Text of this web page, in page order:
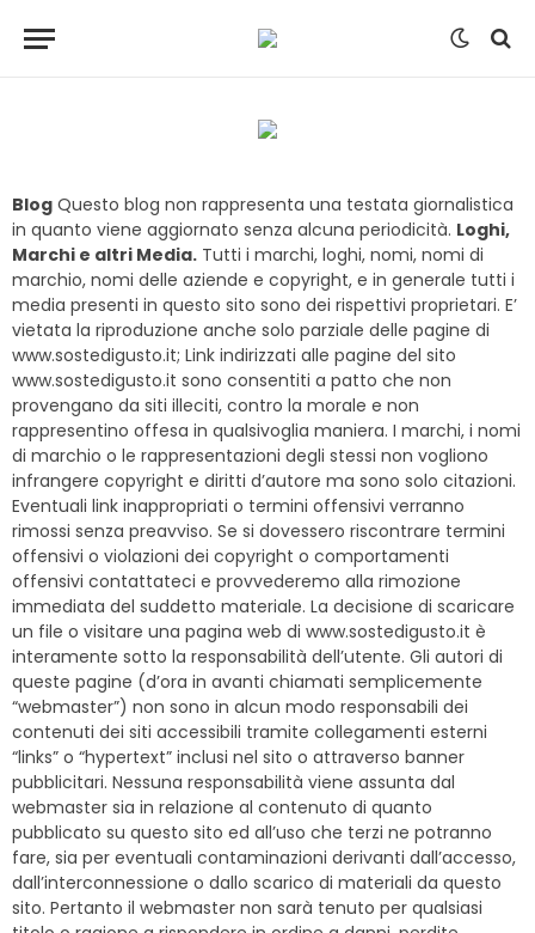
Blog Questo blog non rappresenta una testata giornalistica
in quanto viene aggiornato senza alcuna periodicità. Loghi,
Marchi e altri Media. Tutti i marchi, loghi, nomi, nomi di
marchio, nomi delle aziende e copyright, e in generale tutti i
media presenti in questo sito sono dei rispettivi proprietari. E’
vietata la riproduzione anche solo parziale delle pagine di
www.sostedigusto.it; Link indirizzati alle pagine del sito
www.sostedigusto.it sono consentiti a patto che non
provengano da siti illeciti, contro la morale e non
rappresentino offesa in qualsivoglia maniera. I marchi, i nomi
di marchio o le rappresentazioni degli stessi non vogliono
infrangere copyright e diritti d’autore ma sono solo citazioni.
Eventuali link inappropriati o termini offensivi verranno
rimossi senza preavviso. Se si dovessero riscontrare termini
offensivi o violazioni dei copyright o comportamenti
offensivi contattateci e provvederemo alla rimozione
immediata del suddetto materiale. La decisione di scaricare
un file o visitare una pagina web di www.sostedigusto.it è
interamente sotto la responsabilità dell’utente. Gli autori di
queste pagine (d’ora in avanti chiamati semplicemente
“webmaster”) non sono in alcun modo responsabili dei
contenuti dei siti accessibili tramite collegamenti esterni
“links” o “hypertext” inclusi nel sito o attraverso banner
pubblicitari. Nessuna responsabilità viene assunta dal
webmaster sia in relazione al contenuto di quanto
pubblicato su questo sito ed all’uso che terzi ne potranno
fare, sia per eventuali contaminazioni derivanti dall’accesso,
dall’interconnessione o dallo scarico di materiali da questo
sito. Pertanto il webmaster non sarà tenuto per qualsiasi